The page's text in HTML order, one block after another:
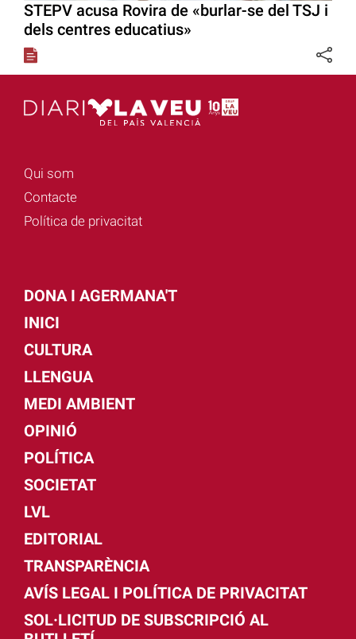
STEPV acusa Rovira de «burlar-se del TSJ i
dels centres educatius»
Qui som
Contacte
Política de privacitat
DONA I AGERMANA'T
INICI
CULTURA
LLENGUA
MEDI AMBIENT
OPINIÓ
POLÍTICA
SOCIETAT
LVL
EDITORIAL
TRANSPARÈNCIA
AVÍS LEGAL I POLÍTICA DE PRIVACITAT
SOL·LICITUD DE SUBSCRIPCIÓ AL